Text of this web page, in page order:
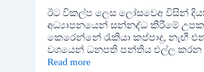
ඊට විකල්ප ලෙස ලෝසවෙඅ විසින්
අධ්‍යාපනයෙන් සන්නද්ධ කිරීමේ
කෙරෙන්නේ රැකියා කප්පාදු, නැඟී
වශයෙන් ධනපති පන්තිය එල්ල කරන
Read more